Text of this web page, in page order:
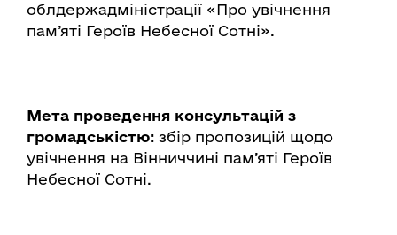
облдержадміністрації «Про увічнення
пам’яті Героїв Небесної Сотні».
Мета проведення консультацій з
громадськістю: збір пропозицій щодо
увічнення на Вінниччині пам’яті Героїв
Небесної Сотні.